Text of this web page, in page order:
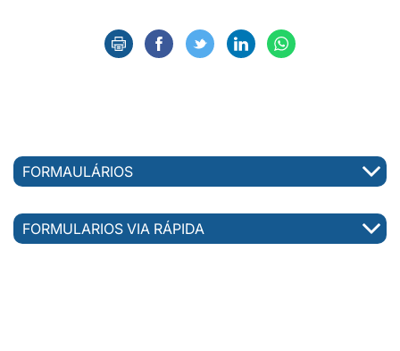
FORMAULÁRIOS
FORMULARIOS VIA RÁPIDA